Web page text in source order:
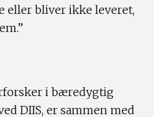
eller bliver ikke leveret,
i bæredygtig
DIIS, er sammen med